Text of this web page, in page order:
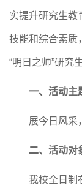
实提升研究生教
技能和综合素质
“明日之师”研究
一、活动主
展今日风采
二、活动对
我校全日制